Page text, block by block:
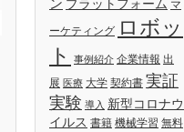
ン プラットフォーム マ
ーケティング ロボッ
ト
事例紹介 企業情報 出
展 医療 大学 契約書 実証
実験 導入 新型コロナウ
イルス 書籍 機械学習 無料